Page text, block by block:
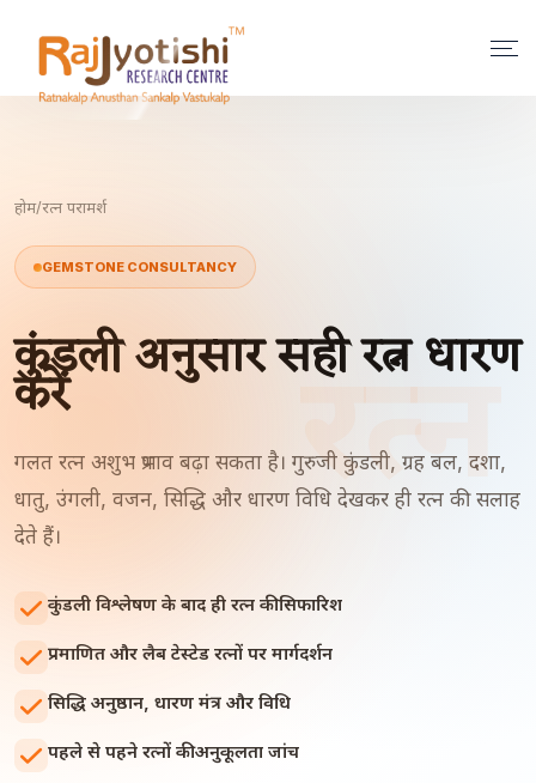
रत्न
होम/रत्न परामर्श
GEMSTONE CONSULTANCY
कुंडली अनुसार सही रत्न धारण
करें
गलत रत्न अशुभ प्रभाव बढ़ा सकता है। गुरुजी कुंडली, ग्रह बल, दशा,
धातु, उंगली, वजन, सिद्धि और धारण विधि देखकर ही रत्न की सलाह
देते हैं।
कुंडली विश्लेषण के बाद ही रत्न की सिफारिश
प्रमाणित और लैब टेस्टेड रत्नों पर मार्गदर्शन
सिद्धि अनुष्ठान, धारण मंत्र और विधि
पहले से पहने रत्नों की अनुकूलता जांच